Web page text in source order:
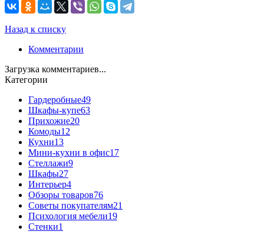
Назад к списку
Комментарии
Загрузка комментариев...
Категории
Гардеробные49
Шкафы-купе63
Прихожие20
Комоды12
Кухни13
Мини-кухни в офис17
Стеллажи9
Шкафы27
Интерьер4
Обзоры товаров76
Советы покупателям21
Психология мебели19
Стенки1